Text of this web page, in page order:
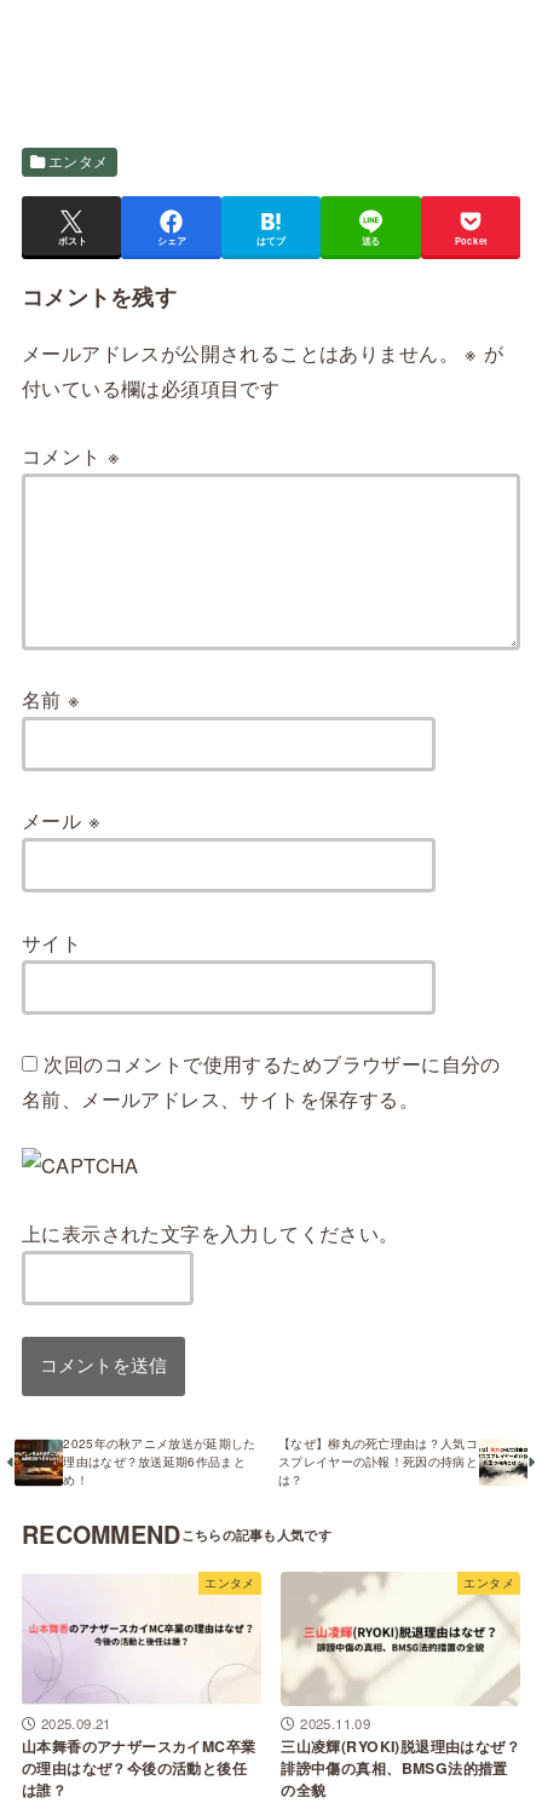
エンタメ
ポスト シェア はてブ 送る Pocket
コメントを残す
メールアドレスが公開されることはありません。 ※ が
付いている欄は必須項目です
コメント ※
名前※
メール ※
サイト
次回のコメントで使用するためブラウザーに自分の
名前、メールアドレス、サイトを保存する。
上に表示された文字を入力してください。
【なぜ】柳丸の死亡理由は？人気コ
スプレイヤーの訃報！死因の持病と
は？
2025年の秋アニメ放送が延期した
理由はなぜ？放送延期6作品まと
め！
RECOMMEND
エンタメ
2025.09.21
山本舞香のアナザースカイMC卒業
の理由はなぜ？今後の活動と後任
は誰？
エンタメ
2025.11.09
三山凌輝(RYOKI)脱退理由はなぜ？
誹謗中傷の真相、BMSG法的措置
の全貌